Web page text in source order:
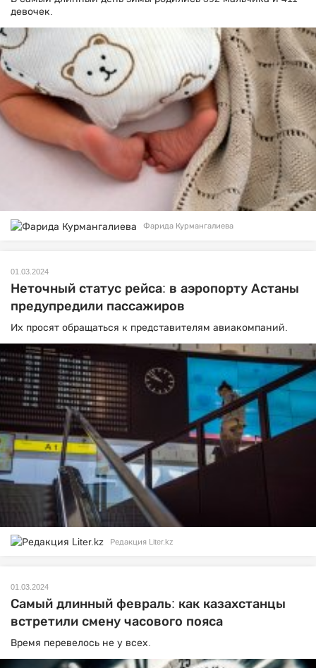
девочек.
Фарида Курмангалиева
01.03.2024
Неточный статус рейса: в аэропорту Астаны
предупредили пассажиров
Их просят обращаться к представителям авиакомпаний.
Редакция Liter.kz
01.03.2024
Самый длинный февраль: как казахстанцы
встретили смену часового пояса
Время перевелось не у всех.